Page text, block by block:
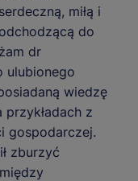
miłą i
do
dr
ulubionego
wiedzę
przykładach z
gospodarczej.
zburzyć